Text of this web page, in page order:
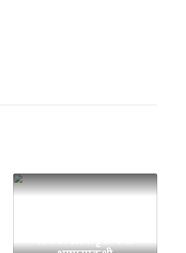
लगाएर अस्वीकृत गर्‍यो